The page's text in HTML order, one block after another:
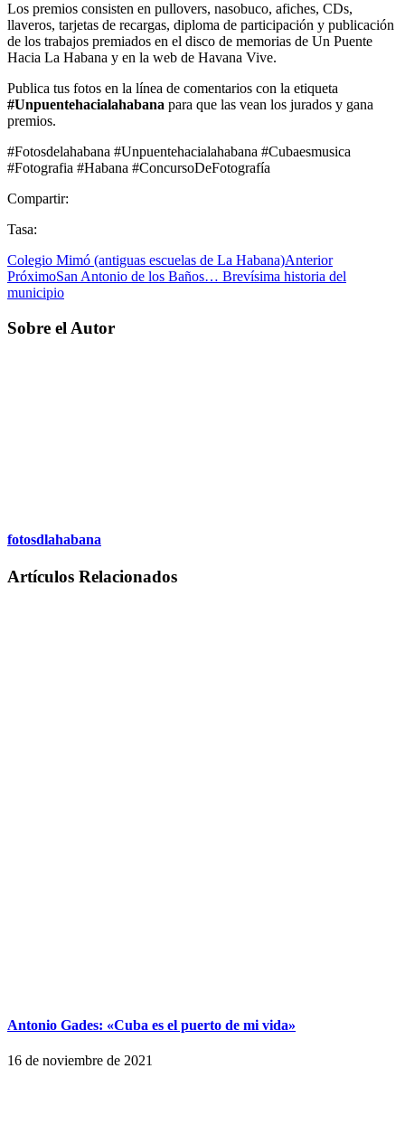
Los premios consisten en pullovers, nasobuco, afiches, CDs,
llaveros, tarjetas de recargas, diploma de participación y publicación
de los trabajos premiados en el disco de memorias de Un Puente
Hacia La Habana y en la web de Havana Vive.
Publica tus fotos en la línea de comentarios con la etiqueta
#Unpuentehacialahabana para que las vean los jurados y gana
premios.
#Fotosdelahabana #Unpuentehacialahabana #Cubaesmusica
#Fotografia #Habana #ConcursoDeFotografía
Compartir:
Tasa:
Colegio Mimó (antiguas escuelas de La Habana)Anterior
PróximoSan Antonio de los Baños… Brevísima historia del
municipio
Sobre el Autor
fotosdlahabana
Artículos Relacionados
Antonio Gades: «Cuba es el puerto de mi vida»
16 de noviembre de 2021